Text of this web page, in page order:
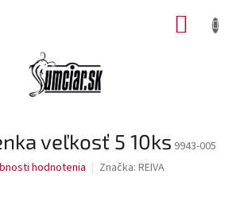
veľkosť 5 10ks 9943-005
hodnotenia Značka: REIVA